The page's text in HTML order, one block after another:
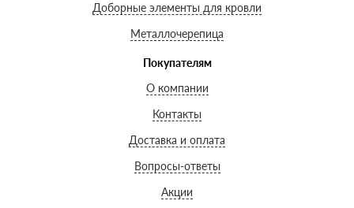
Доборные элементы для кровли
Металлочерепица
Покупателям
О компании
Контакты
Доставка и оплата
Вопросы-ответы
Акции